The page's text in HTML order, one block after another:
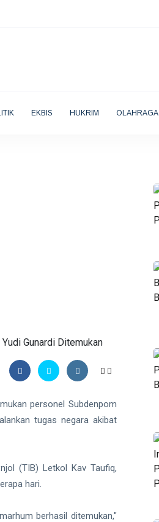
EKBIS HUKRIM OLAHRAGA
personel Subdenpom
tugas negara akibat
(TIB) Letkol Kav Taufiq,
hari.
berhasil ditemukan,"